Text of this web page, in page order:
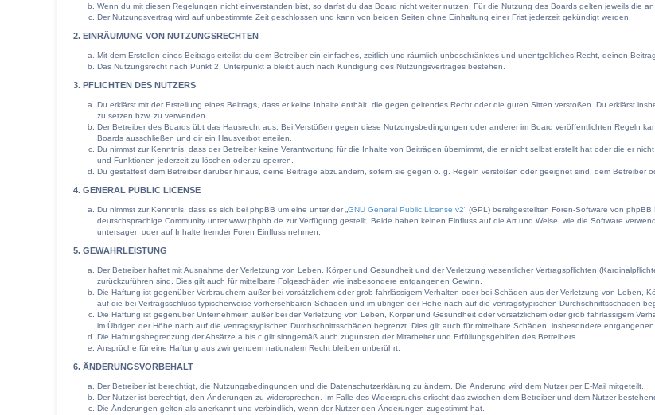
Wenn du mit diesen Regelungen nicht einverstanden bist, so darfst du das Board nicht weiter nutzen. Für die Nutzung des Boards gelten jeweils die
Der Nutzungsvertrag wird auf unbestimmte Zeit geschlossen und kann von beiden Seiten ohne Einhaltung einer Frist jederzeit gekündigt werden.
2. EINRÄUMUNG VON NUTZUNGSRECHTEN
Mit dem Erstellen eines Beitrags erteilst du dem Betreiber ein einfaches, zeitlich und räumlich unbeschränktes und unentgeltliches Recht, deinen
Das Nutzungsrecht nach Punkt 2, Unterpunkt a bleibt auch nach Kündigung des Nutzungsvertrages bestehen.
3. PFLICHTEN DES NUTZERS
Du erklärst mit der Erstellung eines Beitrags, dass er keine Inhalte enthält, die gegen geltendes Recht oder die guten Sitten verstoßen. Du erklärst
zu setzen bzw. zu verwenden.
Der Betreiber des Boards übt das Hausrecht aus. Bei Verstößen gegen diese Nutzungsbedingungen oder anderer im Board veröffentlichten Regeln
Boards ausschließen und dir ein Hausverbot erteilen.
Du nimmst zur Kenntnis, dass der Betreiber keine Verantwortung für die Inhalte von Beiträgen übernimmt, die er nicht selbst erstellt hat oder die er
und Funktionen jederzeit zu löschen oder zu sperren.
Du gestattest dem Betreiber darüber hinaus, deine Beiträge abzuändern, sofern sie gegen o. g. Regeln verstoßen oder geeignet sind, dem Betreiber
4. GENERAL PUBLIC LICENSE
Du nimmst zur Kenntnis, dass es sich bei phpBB um eine unter der „ GNU General Public License v2“ (GPL) bereitgestellten Foren-Software von
deutschsprachige Community unter www.phpbb.de zur Verfügung gestellt. Beide haben keinen Einfluss auf die Art und Weise, wie die Software
untersagen oder auf Inhalte fremder Foren Einfluss nehmen.
5. GEWÄHRLEISTUNG
Der Betreiber haftet mit Ausnahme der Verletzung von Leben, Körper und Gesundheit und der Verletzung wesentlicher Vertragspflichten
zurückzuführen sind. Dies gilt auch für mittelbare Folgeschäden wie insbesondere entgangenen Gewinn.
Die Haftung ist gegenüber Verbrauchern außer bei vorsätzlichem oder grob fahrlässigem Verhalten oder bei Schäden aus der Verletzung von Leben,
auf die bei Vertragsschluss typischerweise vorhersehbaren Schäden und im übrigen der Höhe nach auf die vertragstypischen Durchschnittsschäden
Die Haftung ist gegenüber Unternehmern außer bei der Verletzung von Leben, Körper und Gesundheit oder vorsätzlichem oder grob fahrlässigem
im Übrigen der Höhe nach auf die vertragstypischen Durchschnittsschäden begrenzt. Dies gilt auch für mittelbare Schäden, insbesondere entgangenen
Die Haftungsbegrenzung der Absätze a bis c gilt sinngemäß auch zugunsten der Mitarbeiter und Erfüllungsgehilfen des Betreibers.
Ansprüche für eine Haftung aus zwingendem nationalem Recht bleiben unberührt.
6. ÄNDERUNGSVORBEHALT
Der Betreiber ist berechtigt, die Nutzungsbedingungen und die Datenschutzerklärung zu ändern. Die Änderung wird dem Nutzer per E-Mail mitgeteilt.
Der Nutzer ist berechtigt, den Änderungen zu widersprechen. Im Falle des Widerspruchs erlischt das zwischen dem Betreiber und dem Nutzer
Die Änderungen gelten als anerkannt und verbindlich, wenn der Nutzer den Änderungen zugestimmt hat.